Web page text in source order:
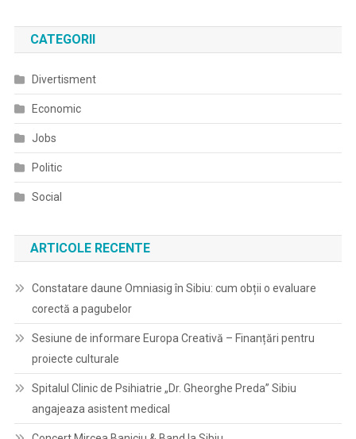
CATEGORII
Divertisment
Economic
Jobs
Politic
Social
ARTICOLE RECENTE
Constatare daune Omniasig în Sibiu: cum obții o evaluare
corectă a pagubelor
Sesiune de informare Europa Creativă – Finanțări pentru
proiecte culturale
Spitalul Clinic de Psihiatrie „Dr. Gheorghe Preda” Sibiu
angajeaza asistent medical